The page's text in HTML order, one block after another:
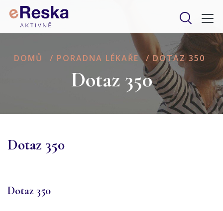
DOMŮ / PORADNA LÉKAŘE / DOTAZ 350
Dotaz 350
Dotaz 350
Dotaz 350